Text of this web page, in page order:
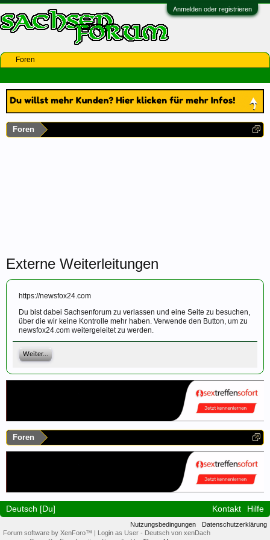
Anmelden oder registrieren
Foren
Externe Weiterleitungen
https://newsfox24.com
Du bist dabei Sachsenforum zu verlassen und eine Seite zu besuchen,
über die wir keine Kontrolle mehr haben. Verwende den Button, um zu
newsfox24.com weitergeleitet zu werden.
Weiter...
Foren
Foren
Deutsch [Du] Kontakt Hilfe
Nutzungsbedingungen
Datenschutzerklärung
Forum software by XenForo™ | Login as User - Deutsch von xenDach